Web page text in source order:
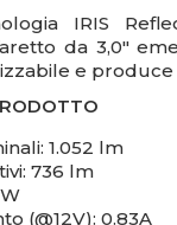
IRIS
da 3,0″
e produce
1.052 lm
736 lm
(@12V): 0.83A